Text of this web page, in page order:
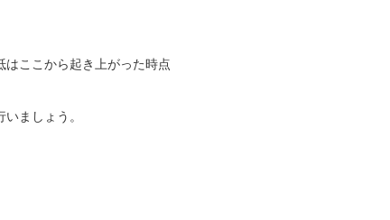
ここから起き上がった時点
ましょう。